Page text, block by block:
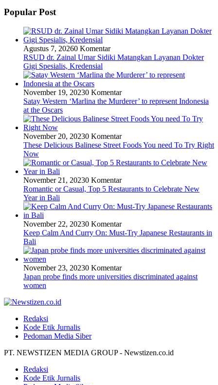
Popular Post
Agustus 7, 20260 Komentar
RSUD dr. Zainal Umar Sidiki Matangkan Layanan Dokter
Gigi Spesialis, Kredensial
November 19, 20230 Komentar
Satay Western ‘Marlina the Murderer’ to represent Indonesia
at the Oscars
November 20, 20230 Komentar
These Delicious Balinese Street Foods You need To Try Right
Now
November 21, 20230 Komentar
Romantic or Casual, Top 5 Restaurants to Celebrate New
Year in Bali
November 22, 20230 Komentar
Keep Calm And Curry On: Must-Try Japanese Restaurants in
Bali
November 23, 20230 Komentar
Japan probe finds more universities discriminated against
women
Redaksi
Kode Etik Jurnalis
Pedoman Media Siber
PT. NEWSTIZEN MEDIA GROUP - Newstizen.co.id
Redaksi
Kode Etik Jurnalis